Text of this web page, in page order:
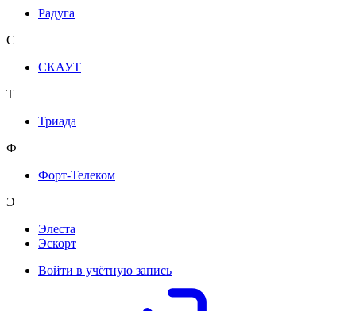
Радуга
С
СКАУТ
Т
Триада
Ф
Форт-Телеком
Э
Элеста
Эскорт
Войти в учётную запись